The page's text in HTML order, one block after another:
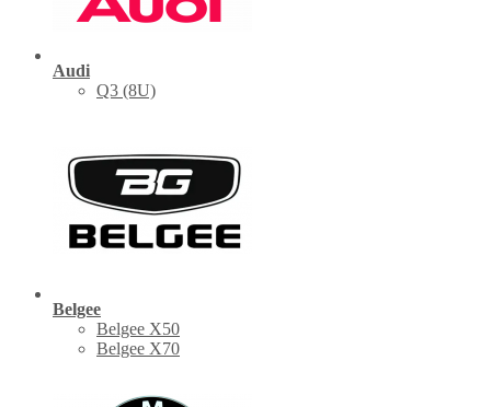
Audi
Q3 (8U)
Belgee
Belgee X50
Belgee X70